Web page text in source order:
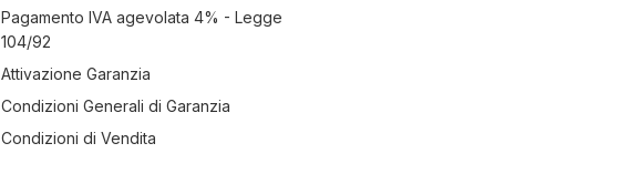
Pagamento IVA agevolata 4% - Legge
104/92
Attivazione Garanzia
Condizioni Generali di Garanzia
Condizioni di Vendita